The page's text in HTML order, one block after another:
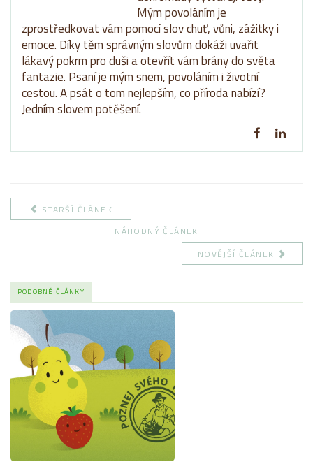
Mým povoláním je
zprostředkovat vám pomocí slov chuť, vůni, zážitky i
emoce. Díky těm správným slovům dokáži uvařit
lákavý pokrm pro duši a otevřít vám brány do světa
fantazie. Psaní je mým snem, povoláním i životní
cestou. A psát o tom nejlepším, co příroda nabízí?
Jedním slovem potěšení.
STARŠÍ ČLÁNEK
NÁHODNÝ ČLÁNEK
NOVĚJŠÍ ČLÁNEK
PODOBNÉ ČLÁNKY